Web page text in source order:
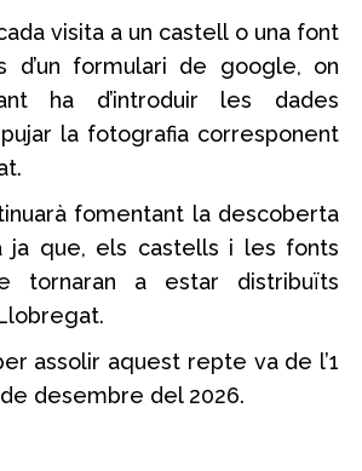
visita a un castell o una font
d’un formulari de google, on
ha d’introduir les dades
la fotografia corresponent
fomentant la descoberta
ja que, els castells i les fonts
tornaran a estar distribuïts
assolir aquest repte va de l’1
desembre del 2026.